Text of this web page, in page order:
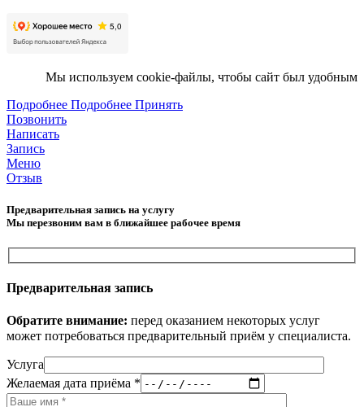
Мы используем cookie-файлы, чтобы сайт был удобным
Подробнее Подробнее Принять
Позвонить
Написать
Запись
Меню
Отзыв
Предварительная запись на услугу
Мы перезвоним вам в ближайшее рабочее время
Предварительная запись
Обратите внимание: перед оказанием некоторых услуг
может потребоваться предварительный приём у специалиста.
Услуга
Желаемая дата приёма *